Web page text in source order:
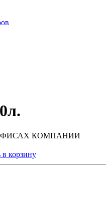
КОМПАНИИ
в корзину